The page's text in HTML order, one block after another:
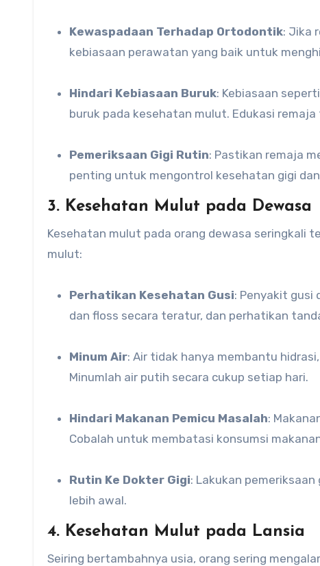
Kewaspadaan Terhadap Ortodontik: Jika
kebiasaan perawatan yang baik untuk
Hindari Kebiasaan Buruk: Kebiasaan
buruk pada kesehatan mulut. Edukasi
Pemeriksaan Gigi Rutin: Pastikan remaja
penting untuk mengontrol kesehatan gigi
3. Kesehatan Mulut pada Dewasa
Kesehatan mulut pada orang dewasa seringkali
mulut:
Perhatikan Kesehatan Gusi: Penyakit gusi
dan floss secara teratur, dan perhatikan
Minum Air: Air tidak hanya membantu
Minumlah air putih secara cukup setiap hari.
Hindari Makanan Pemicu Masalah:
Cobalah untuk membatasi konsumsi
Rutin Ke Dokter Gigi: Lakukan
lebih awal.
4. Kesehatan Mulut pada Lansia
Seiring bertambahnya usia, orang sering